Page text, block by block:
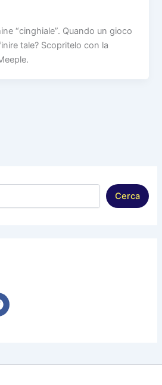
“cinghiale”. Quando un gioco
tale? Scopritelo con la
Cerca